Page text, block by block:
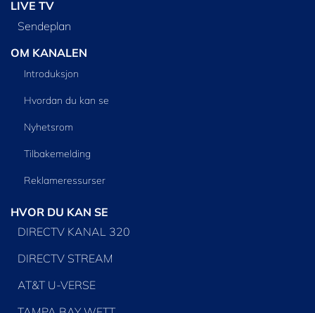
LIVE TV
Sendeplan
OM KANALEN
Introduksjon
Hvordan du kan se
Nyhetsrom
Tilbakemelding
Reklameressurser
HVOR DU KAN SE
DIRECTV KANAL 320
DIRECTV STREAM
AT&T U-VERSE